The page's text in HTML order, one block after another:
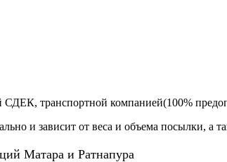
СДЕК, транспортной компанией(100%
и зависит от веса и объема посылки, а
Матара и Ратнапура